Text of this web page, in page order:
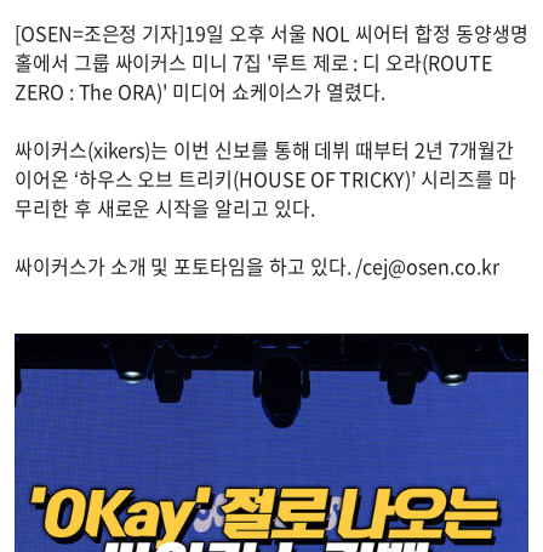
[OSEN=조은정 기자]19일 오후 서울 NOL 씨어터 합정 동양생명
홀에서 그룹 싸이커스 미니 7집 '루트 제로 : 디 오라(ROUTE
ZERO : The ORA)' 미디어 쇼케이스가 열렸다.
싸이커스(xikers)는 이번 신보를 통해 데뷔 때부터 2년 7개월간
이어온 ‘하우스 오브 트리키(HOUSE OF TRICKY)’ 시리즈를 마
무리한 후 새로운 시작을 알리고 있다.
싸이커스가 소개 및 포토타임을 하고 있다. /cej@osen.co.kr